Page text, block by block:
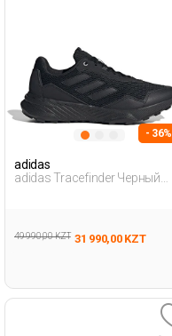
- 36%
adidas
adidas Tracefinder Черный
49 990,00 KZT 31 990,00 KZT